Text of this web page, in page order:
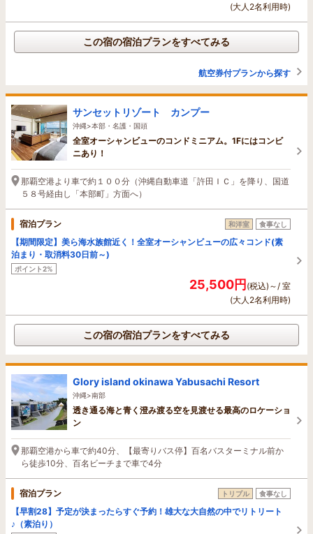
(大人2名利用時)
この宿の宿泊プランをすべてみる
航空券付プランから探す
サンセットリゾート カンプー
沖縄>本部・名護・国頭
全室オーシャンビューのコンドミニアム。1Fにはコンビ
ニあり！
那覇空港より車で約１００分（沖縄自動車道「許田ＩＣ」を降り、国道
５８号経由し「本部町」方面へ）
宿泊プラン 和洋室 食事なし
【期間限定】美ら海水族館近く！全室オーシャンビューの広々コンド(素
泊まり・取消料30日前～)
ポイント2%
25,500円(税込)～/ 室
(大人2名利用時)
この宿の宿泊プランをすべてみる
Glory island okinawa Yabusachi Resort
沖縄>南部
透き通る海と青く澄み渡る空を見渡せる最高のロケーショ
ン
那覇空港から車で約40分、【最寄りバス停】百名バスターミナル前か
ら徒歩10分、百名ビーチまで車で4分
宿泊プラン トリプル 食事なし
【早割28】予定が決まったらすぐ予約！雄大な大自然の中でリトリート
♪（素泊り）